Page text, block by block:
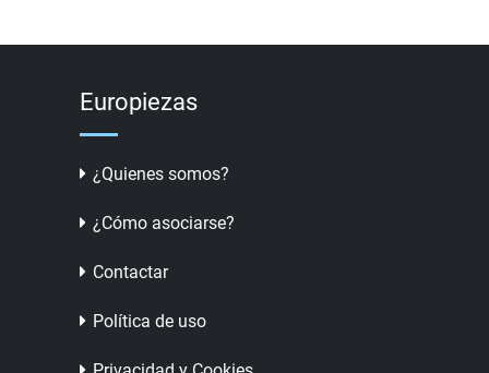
Europiezas
¿Quienes somos?
¿Cómo asociarse?
Contactar
Política de uso